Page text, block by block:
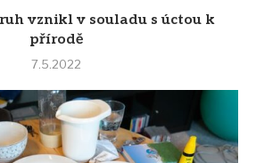
vznikl v souladu s úctou k
přírodě
7.5.2022